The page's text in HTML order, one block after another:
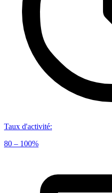
Taux d'activité:
80 – 100%